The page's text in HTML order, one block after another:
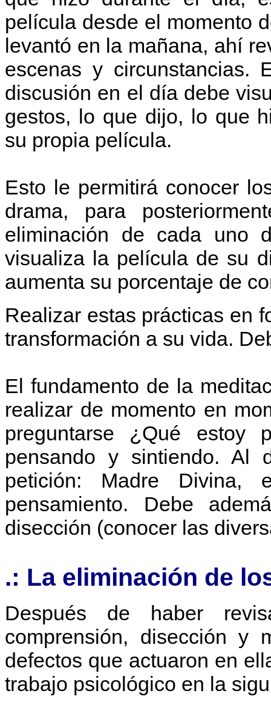
película desde el momento
levantó en la mañana, ahí
escenas y circunstancias.
discusión en el día debe
gestos, lo que dijo, lo que
su propia película.
Esto le permitirá conocer
drama, para
eliminación de cada uno
visualiza la película de su
aumenta su porcentaje de
Realizar estas prácticas en
transformación a su vida.
El fundamento de la
realizar de momento en
preguntarse ¿Qué estoy
pensando y sintiendo. Al
petición: Madre Divina,
pensamiento. Debe
disección (conocer las
.: La eliminación de
Después de haber
comprensión, disección y
defectos que actuaron en
trabajo psicológico en la